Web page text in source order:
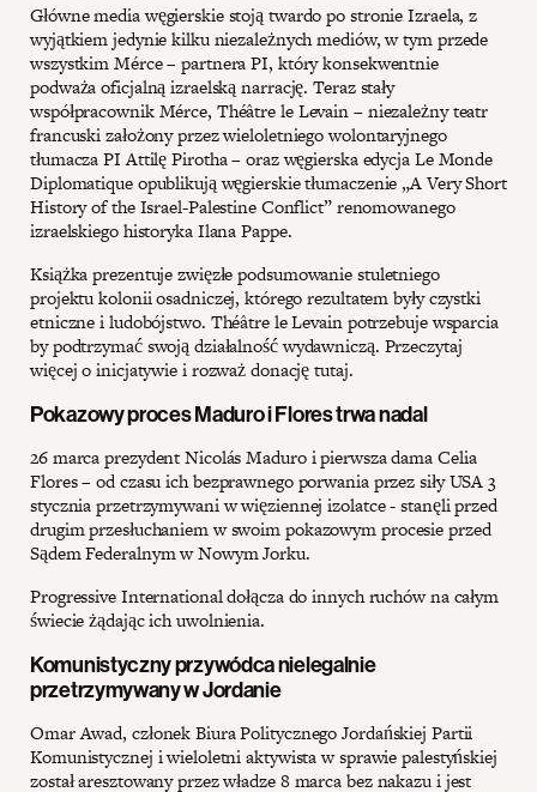
Główne media węgierskie stoją twardo po stronie Izraela, z
wyjątkiem jedynie kilku niezależnych mediów, w tym przede
wszystkim Mérce – partnera PI, który konsekwentnie
podważa oficjalną izraelską narrację. Teraz stały
współpracownik Mérce, Théâtre le Levain – niezależny teatr
francuski założony przez wieloletniego wolontaryjnego
tłumacza PI Attilę Pirotha – oraz węgierska edycja Le Monde
Diplomatique opublikują węgierskie tłumaczenie „A Very Short
History of the Israel-Palestine Conflict” renomowanego
izraelskiego historyka Ilana Pappe.
Książka prezentuje zwięzłe podsumowanie stuletniego
projektu kolonii osadniczej, którego rezultatem były czystki
etniczne i ludobójstwo. Théâtre le Levain potrzebuje wsparcia
by podtrzymać swoją działalność wydawniczą. Przeczytaj
więcej o inicjatywie i rozważ donację tutaj.
Pokazowy proces Maduro i Flores trwa nadal
26 marca prezydent Nicolás Maduro i pierwsza dama Celia
Flores – od czasu ich bezprawnego porwania przez siły USA 3
stycznia przetrzymywani w więziennej izolatce - stanęli przed
drugim przesłuchaniem w swoim pokazowym procesie przed
Sądem Federalnym w Nowym Jorku.
Progressive International dołącza do innych ruchów na całym
świecie żądając ich uwolnienia.
Komunistyczny przywódca nielegalnie
przetrzymywany w Jordanie
Omar Awad, członek Biura Politycznego Jordańskiej Partii
Komunistycznej i wieloletni aktywista w sprawie palestyńskiej
został aresztowany przez władze 8 marca bez nakazu i jest